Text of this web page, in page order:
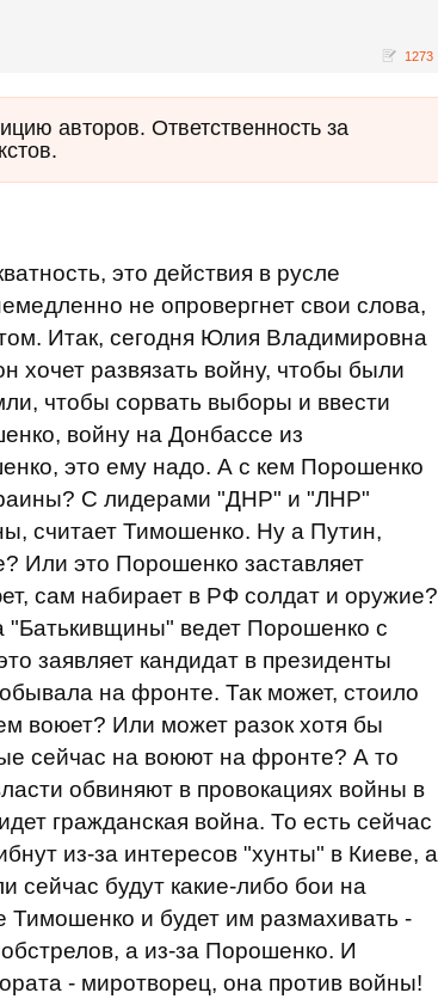
1273
авторов. Ответственность за
это действия в русле
не опровергнет свои слова,
Итак, сегодня Юлия Владимировна
хочет развязать войну, чтобы были
чтобы сорвать выборы и ввести
войну на Донбассе из
это ему надо. А с кем Порошенко
С лидерами "ДНР" и "ЛНР"
считает Тимошенко. Ну а Путин,
Или это Порошенко заставляет
сам набирает в РФ солдат и оружие?
"Батькивщины" ведет Порошенко с
заявляет кандидат в президенты
на фронте. Так может, стоило
воюет? Или может разок хотя бы
сейчас на воюют на фронте? А то
обвиняют в провокациях войны в
гражданская война. То есть сейчас
из-за интересов "хунты" в Киеве, а
сейчас будут какие-либо бои на
Тимошенко и будет им размахивать -
а из-за Порошенко. И
- миротворец, она против войны!